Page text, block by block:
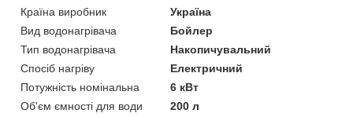
Країна виробник
Україна
Вид водонагрівача
Бойлер
Тип водонагрівача
Накопичувальний
Спосіб нагріву
Електричний
Потужність номінальна
6 кВт
Об'єм ємності для води
200 л